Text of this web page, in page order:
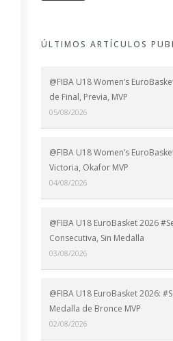
ÚLTIMOS ARTÍCULOS
@FIBA U18 Women’s
de Final, Previa, MVP
05/08/2026
@FIBA U18 Women’s
Victoria, Okafor MVP
04/08/2026
@FIBA U18 EuroBasket 2026
Consecutiva, Sin Medalla
03/08/2026
@FIBA U18 EuroBasket 2026:
Medalla de Bronce MVP
02/08/2026